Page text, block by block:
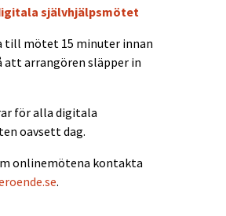
självhjälpsmötet
till mötet 15 minuter innan
att arrangören släpper in
för alla digitala
oavsett dag.
onlinemötena kontakta
.